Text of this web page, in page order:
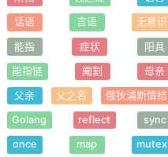
话语 言语 无意识
能指 症状 阳具
能指链 阉割 母亲
父亲 父之名 俄狄浦斯情结
Golang reflect sync
once map mutex